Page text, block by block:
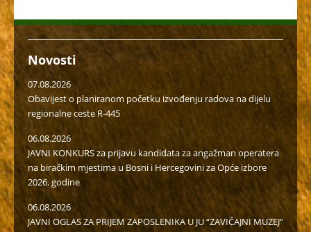
Novosti
07.08.2026
Obavijest o planiranom početku izvođenju radova na dijelu
regionalne ceste R-445
06.08.2026
JAVNI KONKURS za prijavu kandidata za angažman operatera
na biračkim mjestima u Bosni i Hercegovini za Opće izbore
2026. godine
06.08.2026
JAVNI OGLAS ZA PRIJEM ZAPOSLENIKA U JU “ZAVIČAJNI MUZEJ”